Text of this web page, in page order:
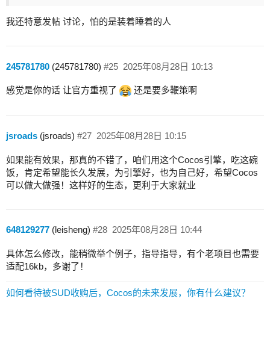
我还特意发帖 讨论，怕的是装着睡着的人
245781780 (245781780) 2025年08月28日 10:13
#25
感觉是你的话 让官方重视了 还是要多鞭策啊
jsroads (jsroads) 2025年08月28日 10:15
#27
如果能有效果，那真的不错了，咱们用这个Cocos引擎，吃这碗
饭，肯定希望能长久发展，为引擎好，也为自己好，希望Cocos
可以做大做强！这样好的生态，更利于大家就业
648129277 (leisheng) 2025年08月28日 10:44
#28
具体怎么修改，能稍微举个例子，指导指导，有个老项目也需要
适配16kb，多谢了！
如何看待被SUD收购后，Cocos的未来发展，你有什么建议？